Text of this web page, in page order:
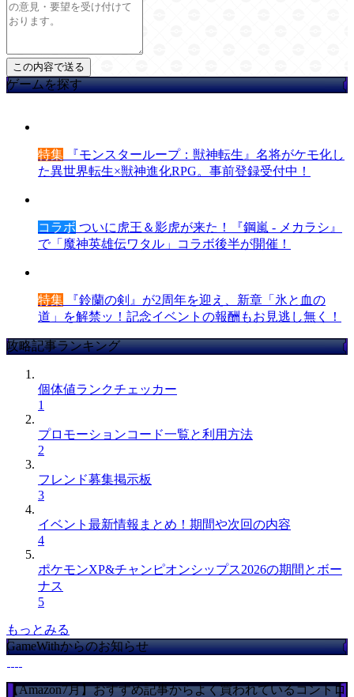
ゲームを探す
特集 『モンスターループ：獣神転生』名将がケモ化し
た異世界転生×獣神進化RPG。事前登録受付中！
コラボ ついに虎王＆影虎が来た！『鋼嵐 - メカラシ』
で「魔神英雄伝ワタル」コラボ後半が開催！
特集 『鈴蘭の剣』が2周年を迎え、新章「氷と血の
道」を解禁ッ！記念イベントの報酬もお見逃し無く！
攻略記事ランキング
個体値ランクチェッカー
1
プロモーションコード一覧と利用方法
2
フレンド募集掲示板
3
イベント最新情報まとめ！期間や次回の内容
4
ポケモンXP&チャンピオンシップス2026の期間とボー
ナス
5
もっとみる
GameWithからのお知らせ
【Amazon7月】おすすめ記事からよく買われているコントロ